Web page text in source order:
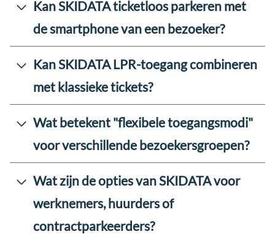
Kan SKIDATA ticketloos parkeren met
de smartphone van een bezoeker?
Kan SKIDATA LPR-toegang combineren
met klassieke tickets?
Wat betekent "flexibele toegangsmodi"
voor verschillende bezoekersgroepen?
Wat zijn de opties van SKIDATA voor
werknemers, huurders of
contractparkeerders?